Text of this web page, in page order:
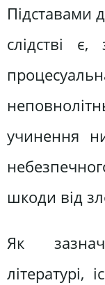
Підставами
слідстві
учинення
шкоди від
Як
літературі,